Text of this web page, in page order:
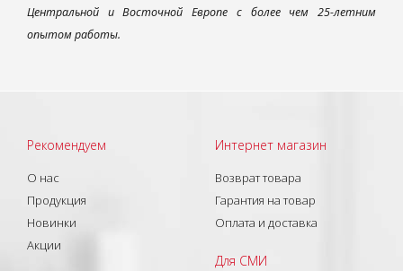
Центральной и Восточной Европе с более чем 25-летним
опытом работы.
Рекомендуем
О нас
Продукция
Новинки
Акции
Интернет магазин
Возврат товара
Гарантия на товар
Оплата и доставка
Для СМИ